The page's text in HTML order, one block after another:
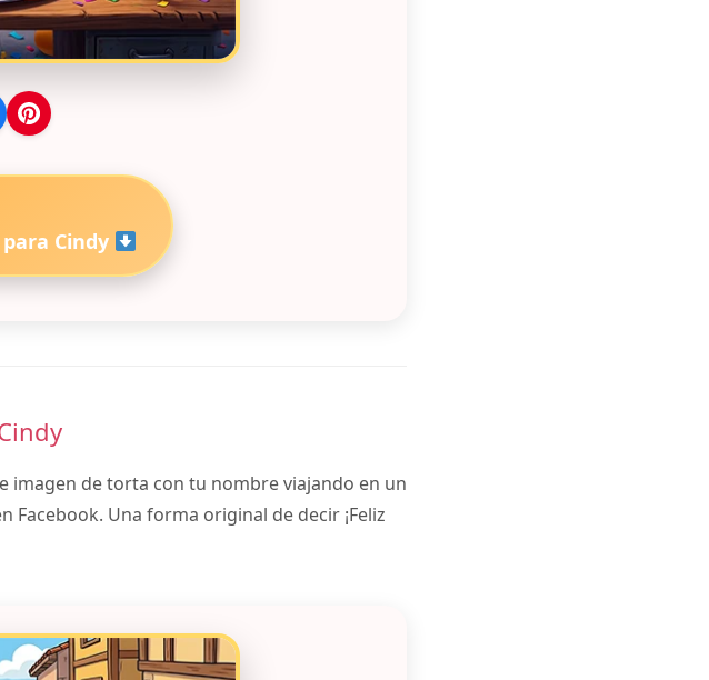
Cindy
imagen de torta con tu nombre viajando en un
Una forma original de decir ¡Feliz